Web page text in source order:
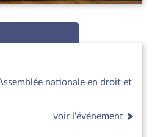
nationale en droit et
voir l'événement